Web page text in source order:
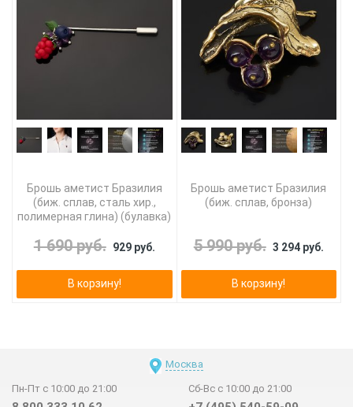
Брошь аметист Бразилия
(биж. сплав, сталь хир.,
полимерная глина) (булавка)
1 690 руб. 929 руб.
В корзину!
Брошь аметист Бразилия
(биж. сплав, бронза)
5 990 руб. 3 294 руб.
В корзину!
Москва
Пн-Пт с 10:00 до 21:00 Сб-Вс с 10:00 до 21:00